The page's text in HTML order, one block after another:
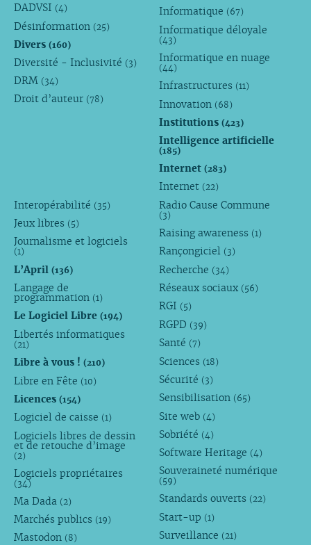
DADVSI (4)
Désinformation (25)
Divers (160)
Diversité - Inclusivité (3)
DRM (34)
Droit d’auteur (78)
Informatique (67)
Informatique déloyale
(43)
Informatique en nuage
(44)
Infrastructures (11)
Innovation (68)
Institutions(423)
Intelligence artificielle
(185)
Internet(283)
Internet (22)
Interopérabilité (35)
Jeux libres (5)
Journalisme et logiciels
(1)
L’April (136)
Langage de
programmation (1)
Le Logiciel Libre (194)
Libertés informatiques
(21)
Libre à vous ! (210)
Libre en Fête (10)
Licences (154)
Logiciel de caisse (1)
Logiciels libres de dessin
et de retouche d’image
(2)
Logiciels propriétaires
(34)
Ma Dada (2)
Marchés publics (19)
Mastodon (8)
Radio Cause Commune
(3)
Raising awareness (1)
Rançongiciel (3)
Recherche (34)
Réseaux sociaux (56)
RGI (5)
RGPD (39)
Santé (7)
Sciences (18)
Sécurité (3)
Sensibilisation (65)
Site web (4)
Sobriété (4)
Software Heritage (4)
Souveraineté numérique
(59)
Standards ouverts (22)
Start-up (1)
Surveillance (21)